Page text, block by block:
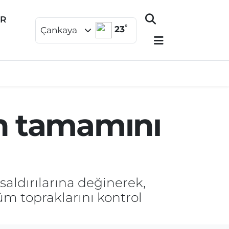
Çankaya 23°
tamamını
değinerek,
topraklarını kontrol